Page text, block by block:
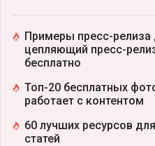
Примеры пресс-релиза
цепляющий пресс-
бесплатно
Топ-20 бесплатных
работает с контентом
60 лучших ресурсов
статей